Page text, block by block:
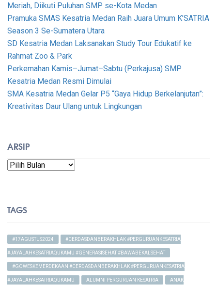
Meriah, Diikuti Puluhan SMP se-Kota Medan
Pramuka SMAS Kesatria Medan Raih Juara Umum K’SATRIA
Season 3 Se-Sumatera Utara
SD Kesatria Medan Laksanakan Study Tour Edukatif ke
Rahmat Zoo & Park
Perkemahan Kamis–Jumat–Sabtu (Perkajusa) SMP
Kesatria Medan Resmi Dimulai
SMA Kesatria Medan Gelar P5 “Gaya Hidup Berkelanjutan”:
Kreativitas Daur Ulang untuk Lingkungan
ARSIP
Arsip
TAGS
#17AGUSTUS2024 #CERDASDANBERAKHLAK #PERGURUANKESATRIA
#JAYALAHKESATRIAQUKAMU #GENERASISEHAT #BAWABEKALSEHAT
#GOWESKEMERDEKAAN #CERDASDANBERAKHLAK #PERGURUANKESATRIA
#JAYALAHKESATRIAQUKAMU ALUMNI PERGURUAN KESATRIA ANAK